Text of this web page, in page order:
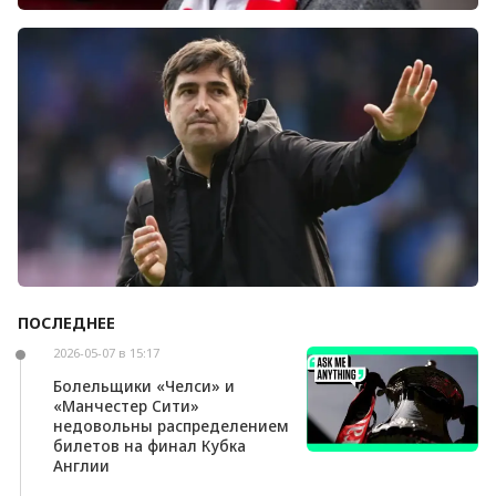
Болельщики «Ливерпуля» освистали команду
после ничьей с «Челси»
Андони Ираола может возглавить «Кристал
ПОСЛЕДНЕЕ
2026-05-07 в 15:17
Болельщики «Челси» и
«Манчестер Сити»
недовольны распределением
билетов на финал Кубка
Англии